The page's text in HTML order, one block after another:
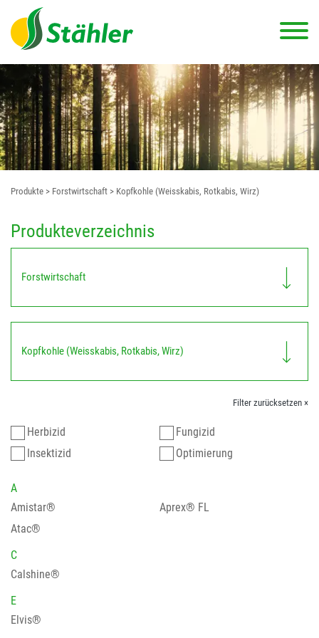
Produkte > Forstwirtschaft > Kopfkohle (Weisskabis, Rotkabis, Wirz)
Produkteverzeichnis
Forstwirtschaft
Kopfkohle (Weisskabis, Rotkabis, Wirz)
Filter zurücksetzen ×
Herbizid
Fungizid
Insektizid
Optimierung
A
Amistar®
Aprex® FL
Atac®
C
Calshine®
E
Elvis®